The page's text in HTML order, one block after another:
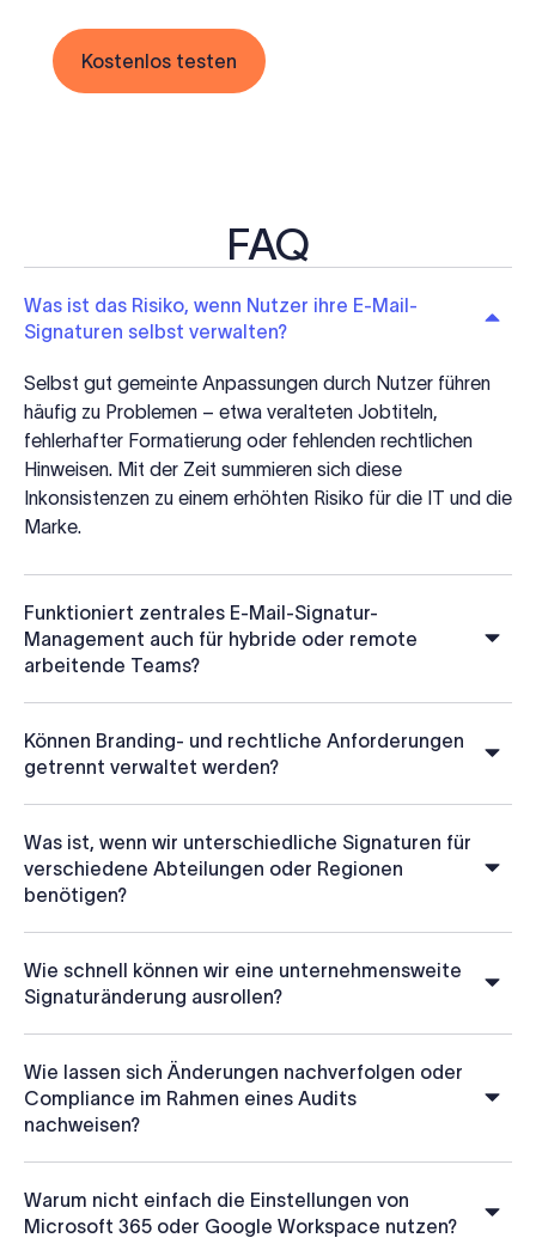
Kostenlos testen
FAQ
Was ist das Risiko, wenn Nutzer ihre E-Mail-
Signaturen selbst verwalten?
Selbst gut gemeinte Anpassungen durch Nutzer führen
häufig zu Problemen – etwa veralteten Jobtiteln,
fehlerhafter Formatierung oder fehlenden rechtlichen
Hinweisen. Mit der Zeit summieren sich diese
Inkonsistenzen zu einem erhöhten Risiko für die IT und die
Marke.
Funktioniert zentrales E-Mail-Signatur-
Management auch für hybride oder remote
arbeitende Teams?
Können Branding- und rechtliche Anforderungen
getrennt verwaltet werden?
Was ist, wenn wir unterschiedliche Signaturen für
verschiedene Abteilungen oder Regionen
benötigen?
Wie schnell können wir eine unternehmensweite
Signaturänderung ausrollen?
Wie lassen sich Änderungen nachverfolgen oder
Compliance im Rahmen eines Audits
nachweisen?
Warum nicht einfach die Einstellungen von
Microsoft 365 oder Google Workspace nutzen?